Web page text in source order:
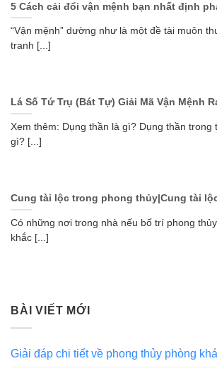
5 Cách cải đổi vận mệnh bạn nhất định
“Vận mệnh” dường như là một đề tài muôn
tranh [...]
Lá Số Tứ Trụ (Bát Tự) Giải Mã Vận Mệnh
Xem thêm: Dụng thần là gì? Dụng thần trong
gì? [...]
Cung tài lộc trong phong thủy|Cung tài
Có những nơi trong nhà nếu bố trí phong
khắc [...]
BÀI VIẾT MỚI
Giải đáp chi tiết về phong thủy phòng